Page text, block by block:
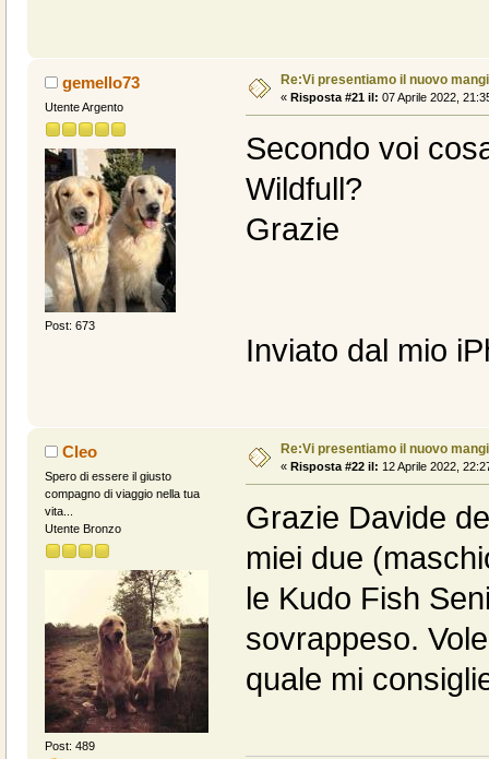
gemello73
Utente Argento
Post: 673
Re:Vi presentiamo il nuovo
« Risposta #21 il: 07 Aprile 2022,
Secondo voi
Wildfull?
Grazie
Inviato dal mio
Cleo
Spero di essere il giusto
compagno di viaggio nella tua
vita...
Utente Bronzo
Post: 489
Re:Vi presentiamo il nuovo
« Risposta #22 il: 12 Aprile 2022,
Grazie Davide
miei due
le Kudo Fish
sovrappeso.
quale mi